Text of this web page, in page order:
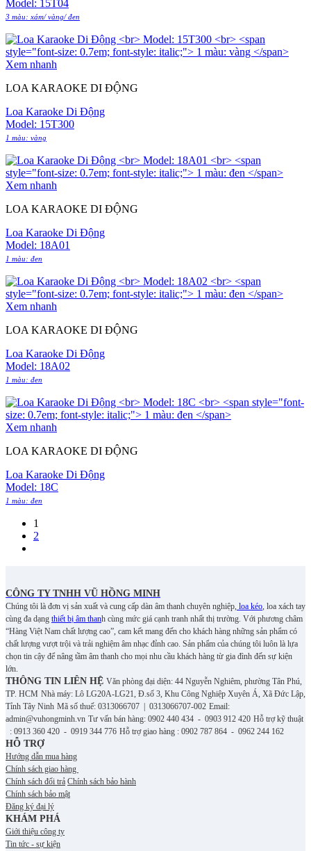
Model: 15T04
3 màu: xám/ vàng/ đen
Xem nhanh
LOA KARAOKE DI ĐỘNG
Loa Karaoke Di Động
Model: 15T300
1 màu: vàng
Xem nhanh
LOA KARAOKE DI ĐỘNG
Loa Karaoke Di Động
Model: 18A01
1 màu: đen
Xem nhanh
LOA KARAOKE DI ĐỘNG
Loa Karaoke Di Động
Model: 18A02
1 màu: đen
Xem nhanh
LOA KARAOKE DI ĐỘNG
Loa Karaoke Di Động
Model: 18C
1 màu: đen
1
2
CÔNG TY TNHH VŨ HỒNG MINH
Chúng tôi là đơn vị sản xuất và cung cấp dàn âm thanh chuyên nghiệp, loa kéo, loa xách tay
cùng đa dạng thiết bị âm thanh cùng mức giá cạnh tranh nhất thị trường. Với phương châm
“Hàng Việt Nam chất lượng cao”, cam kết mang đến cho khách hàng những sản phẩm có
chất lượng vượt trội và trải nghiệm âm nhạc đỉnh cao. Sản phẩm của chúng tôi luôn là lựa
chọn tin cậy để nâng tầm âm thanh cho mọi nhu cầu khách hàng từ gia đình đến sự kiện
lớn.
THÔNG TIN LIÊN HỆ Văn phòng đại diện: 44 Nguyễn Nghiêm, phường Tân Phú,
TP. HCM Nhà máy: Lô LG20A-LG21, Đ.số 3, Khu Công Nghiệp Xuyên Á, Xã Đức Lập,
Tỉnh Tây Ninh Mã số thuế: 0313066707 | 0313066707-002 Email:
admin@vuhongminh.vn Tư vấn bán hàng: 0902 440 434 - 0903 912 420 Hỗ trợ kỹ thuật
: 0913 360 420 - 0919 344 776 Hỗ trợ giao hàng : 0902 787 864 - 0962 244 162
HỖ TRỢ
Hướng dẫn mua hàng
Chính sách giao hàng
Chính sách đổi trả Chính sách bảo hành
Chính sách bảo mật
Đăng ký đại lý
KHÁM PHÁ
Giới thiệu công ty
Tin tức - sự kiện